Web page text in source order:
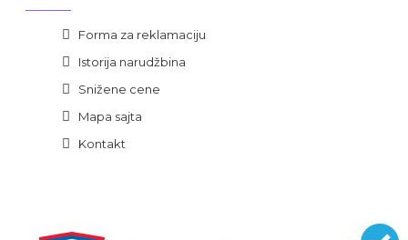
Forma za reklamaciju
Istorija narudžbina
Snižene cene
Mapa sajta
Kontakt